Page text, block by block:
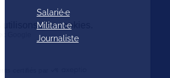
Salarié·e
Militant·e
Journaliste